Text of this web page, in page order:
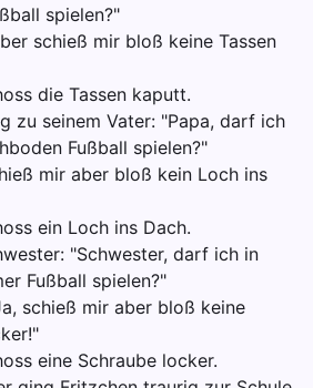
spielen?"
schieß mir bloß keine Tassen
die Tassen kaputt.
zu seinem Vater: "Papa, darf ich
Fußball spielen?"
mir aber bloß kein Loch ins
ein Loch ins Dach.
"Schwester, darf ich in
Fußball spielen?"
schieß mir aber bloß keine
eine Schraube locker.